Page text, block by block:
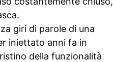
giri di parole di una
iniettato anni fa in
della funzionalità